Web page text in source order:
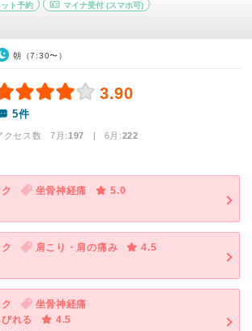
ト予約 マイナ受付 (スマホ可)
朝（7:30〜）
3.90
5件
クセス数 7月:197 | 6月:222
坐骨神経痛
5.0
肩こり・肩の痛み
4.5
坐骨神経痛
れる
4.5